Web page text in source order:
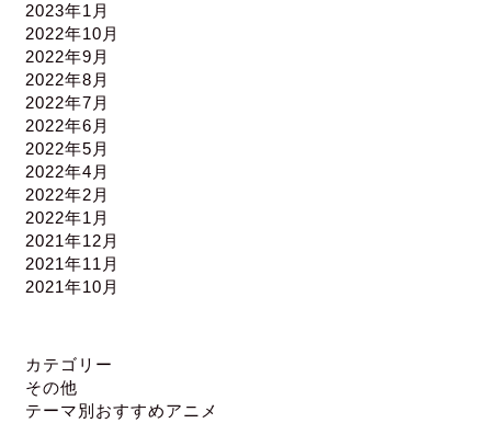
2023年1月
2022年10月
2022年9月
2022年8月
2022年7月
2022年6月
2022年5月
2022年4月
2022年2月
2022年1月
2021年12月
2021年11月
2021年10月
カテゴリー
その他
テーマ別おすすめアニメ